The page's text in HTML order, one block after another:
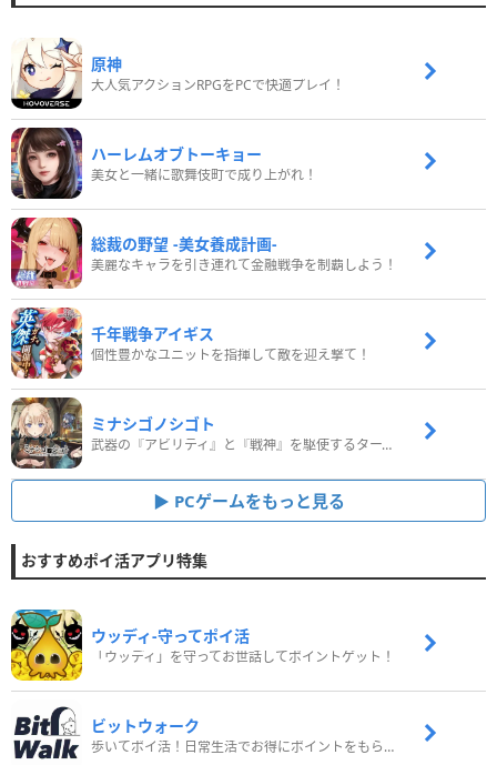
原神
大人気アクションRPGをPCで快適プレイ！
ハーレムオブトーキョー
美女と一緒に歌舞伎町で成り上がれ！
総裁の野望 -美女養成計画-
美麗なキャラを引き連れて金融戦争を制覇しよう！
千年戦争アイギス
個性豊かなユニットを指揮して敵を迎え撃て！
ミナシゴノシゴト
武器の『アビリティ』と『戦神』を駆使するターン制コマンドバトルRPG！
PCゲームをもっと見る
おすすめポイ活アプリ特集
ウッディ‐守ってポイ活
「ウッディ」を守ってお世話してポイントゲット！
ビットウォーク
歩いてポイ活！日常生活でお得にポイントをもらおう